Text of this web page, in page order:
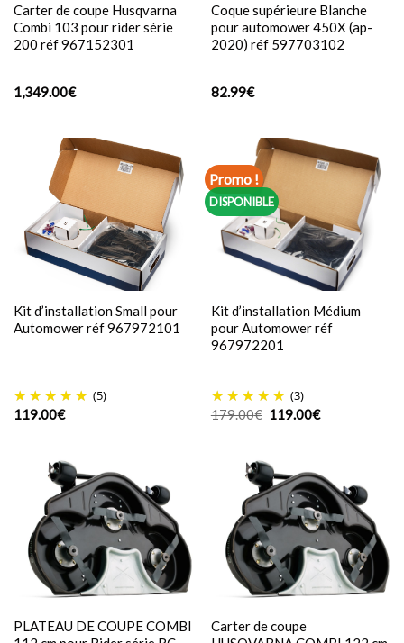
Carter de coupe Husqvarna
Combi 103 pour rider série
200 réf 967152301
1,349.00€
Coque supérieure Blanche
pour automower 450X (ap-
2020) réf 597703102
82.99€
Kit d’installation Small pour
Automower réf 967972101
(5)
119.00€
Promo !
DISPONIBLE
Kit d’installation Médium
pour Automower réf
967972201
(3)
179.00€ Le
prix
119.00€Le
prix
PLATEAU DE COUPE COMBI
Carter de coupe